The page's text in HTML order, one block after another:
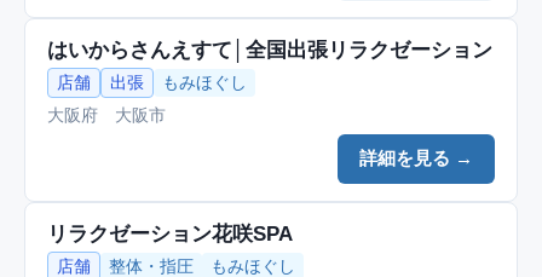
はいからさんえすて│全国出張リラクゼーション
店舗 出張
もみほぐし
大阪府 大阪市
詳細を見る →
リラクゼーション花咲SPA
店舗 整体・指圧
もみほぐし